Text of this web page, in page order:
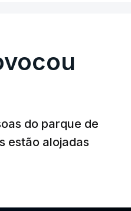
do parque de
estão alojadas